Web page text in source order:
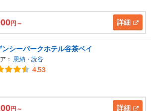
円～ 詳細
ンシーパークホテル谷茶ベイ
： 恩納・読谷
4.53
円～ 詳細